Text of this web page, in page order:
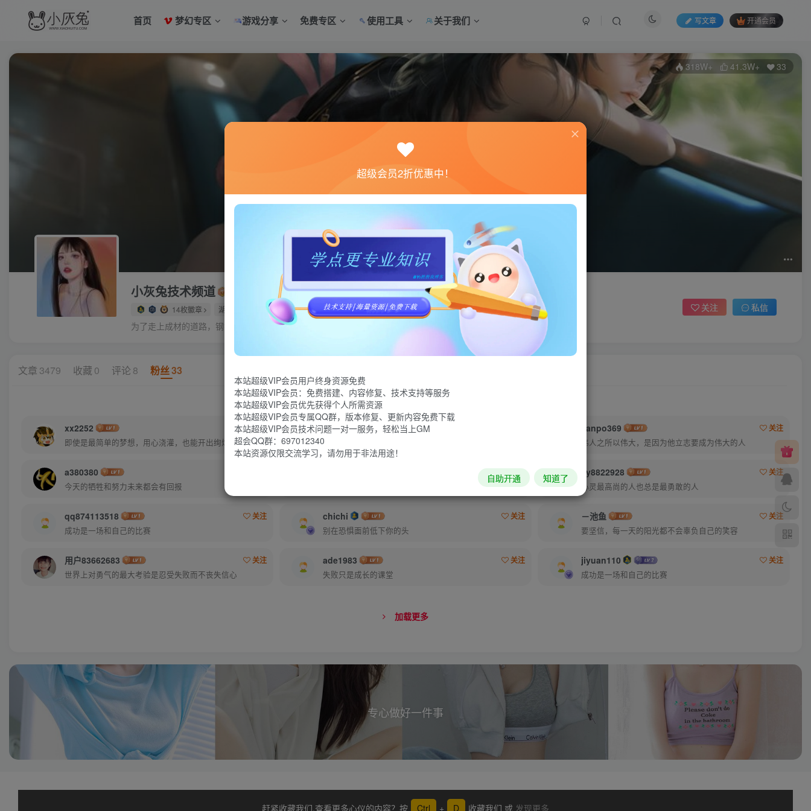
首页 梦幻专区 游戏分享 免费专区 使用工具 关于我们 写文章 开通会员
318W+ 41.3W+ 33
小灰兔技术频道
14枚徽章 湖北省黄冈市 管理员
为了走上成材的道路，钢铁决不惋惜璀璨的钢花被遗弃
关注 私信
文章 3479 收藏 0 评论 8 粉丝33
粉丝 33 关注 0
xx2252
关注
即使是最简单的梦想，用心浇灌，也能开出绚烂的花
你好梦单
有时候必须做自己的英雄
lianpo369
关注
伟人之所以伟大，是因为他立志要成为伟大的人
a380380
今天的牺牲和努力未来都会有回报
关注
凡是我相信的，我都做了；凡是我做了的事，都是全身心地投入去做的
cy8822928
关注
心灵最高尚的人也总是最勇敢的人
qq874113518
关注
成功是一场和自己的比赛
chichi
关注
别在恐惧面前低下你的头
－池鱼
关注
要坚信，每一天的阳光都不会辜负自己的笑容
用户83662683
关注
世界上对勇气的最大考验是忍受失败而不丧失信心
ade1983
关注
失败只是成长的课堂
jiyuan110
关注
成功是一场和自己的比赛
加载更多
专心做好一件事
赶紧收藏我们,查看更多心仪的内容？按 Ctrl + D 收藏我们 或 发现更多
超级会员2折优惠中！
本站超级VIP会员用户终身资源免费
本站超级VIP会员：免费搭建、内容修复、技术支持等服务
本站超级VIP会员优先获得个人所需资源
本站超级VIP会员专属QQ群，版本修复、更新内容免费下载
本站超级VIP会员技术问题一对一服务，轻松当上GM
超会QQ群：697012340
本站资源仅限交流学习，请勿用于非法用途！
自助开通 知道了